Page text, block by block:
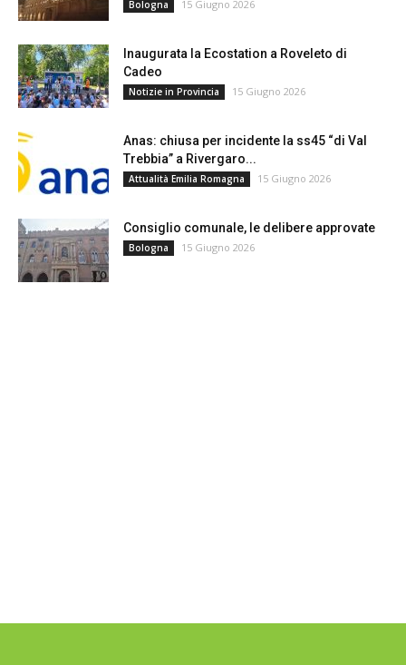
Bologna 15 Giugno 2026
Inaugurata la Ecostation a Roveleto di
Cadeo
Notizie in Provincia 15 Giugno 2026
Anas: chiusa per incidente la ss45 “di Val
Trebbia” a Rivergaro...
Attualità Emilia Romagna 15 Giugno 2026
Consiglio comunale, le delibere approvate
Bologna 15 Giugno 2026